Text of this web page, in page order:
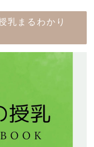
乳まるわかり